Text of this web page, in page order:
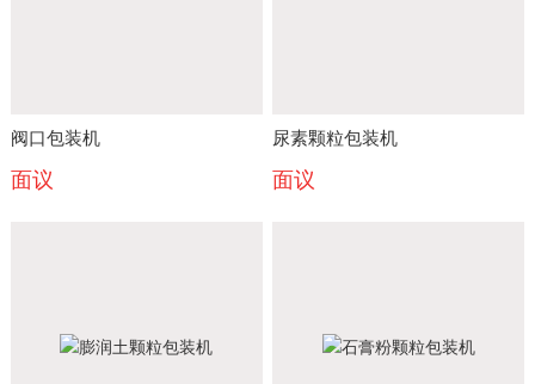
阀口包装机
面议
尿素颗粒包装机
面议